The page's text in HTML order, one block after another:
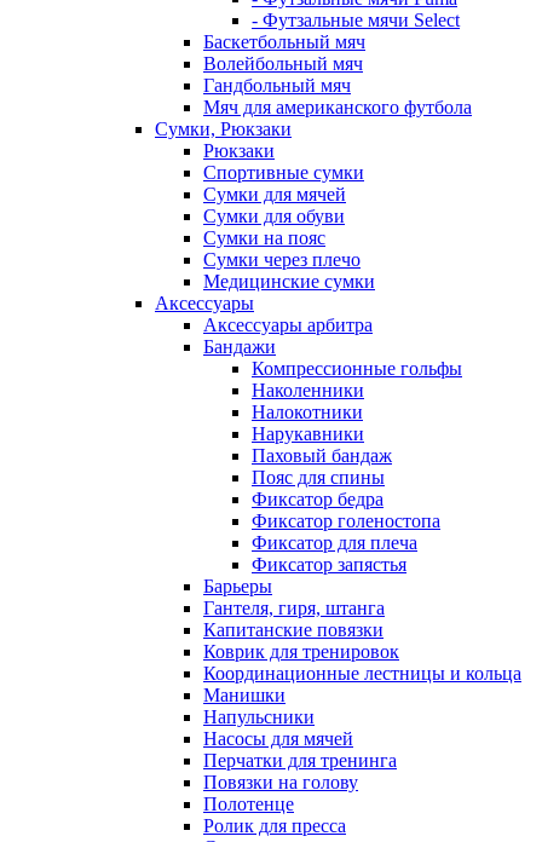
- Футзальные мячи Select
Баскетбольный мяч
Волейбольный мяч
Гандбольный мяч
Мяч для американского футбола
Сумки, Рюкзаки
Рюкзаки
Спортивные сумки
Сумки для мячей
Сумки для обуви
Сумки на пояс
Сумки через плечо
Медицинские сумки
Аксессуары
Аксессуары арбитра
Бандажи
Компрессионные гольфы
Наколенники
Налокотники
Нарукавники
Паховый бандаж
Пояс для спины
Фиксатор бедра
Фиксатор голеностопа
Фиксатор для плеча
Фиксатор запястья
Барьеры
Гантеля, гиря, штанга
Капитанские повязки
Коврик для тренировок
Координационные лестницы и кольца
Манишки
Напульсники
Насосы для мячей
Перчатки для тренинга
Повязки на голову
Полотенце
Ролик для пресса